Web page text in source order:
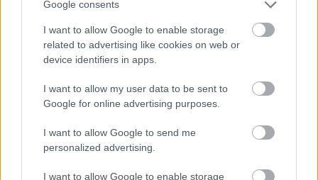
Google consents
I want to allow Google to enable storage
related to advertising like cookies on web or
device identifiers in apps.
I want to allow my user data to be sent to
Google for online advertising purposes.
I want to allow Google to send me
personalized advertising.
I want to allow Google to enable storage
5 napja
Lassuló fejlesztési ütemre számít a Red Bull
Mivel egy új F1-es szabályrendszer első idényéről van szó,
között. A szezon első felében láthattunk is több nagy fejlesztési
csomagot az istállók többségénél, ezek pedig rendszerint
jelentik a kivételt). A Red Bullnál is működött például a